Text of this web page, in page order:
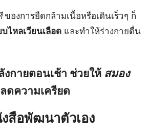
ของการยืดกล้ามเนื้อหรือเดินเร็วๆ ก็
ไหลเวียนเลือด และทำให้ร่างกายตื่น
งกายตอนเช้า ช่วยให้ สมอง
ดความเครียด
สือพัฒนาตัวเอง